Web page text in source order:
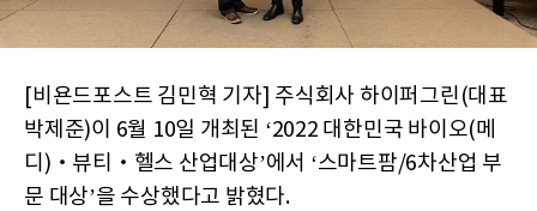
[비욘드포스트 김민혁 기자] 주식회사 하이퍼그린(대표
박제준)이 6월 10일 개최된 ‘2022 대한민국 바이오(메
디)‧뷰티‧헬스 산업대상’에서 ‘스마트팜/6차산업 부
문 대상’을 수상했다고 밝혔다.